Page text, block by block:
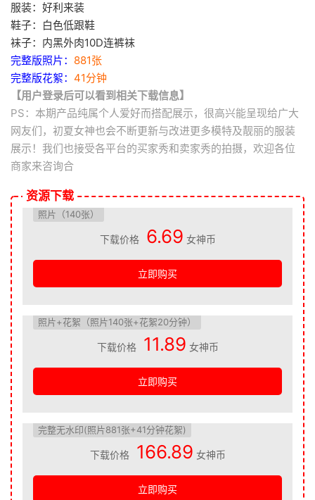
服装：好利来装
鞋子：白色低跟鞋
袜子：内黑外肉10D连裤袜
完整版照片： 881张
完整版花絮： 41分钟
【用户登录后可以看到相关下载信息】
PS：本期产品纯属个人爱好而搭配展示，很高兴能呈现给广大
网友们，初夏女神也会不断更新与改进更多模特及靓丽的服装
展示！我们也接受各平台的买家秀和卖家秀的拍摄，欢迎各位
商家来咨询合
资源下载
照片（140张）
下载价格 6.69 女神币
立即购买
照片+花絮（照片140张+花絮20分钟）
下载价格 11.89 女神币
立即购买
完整无水印(照片881张+41分钟花絮)
下载价格 166.89 女神币
立即购买